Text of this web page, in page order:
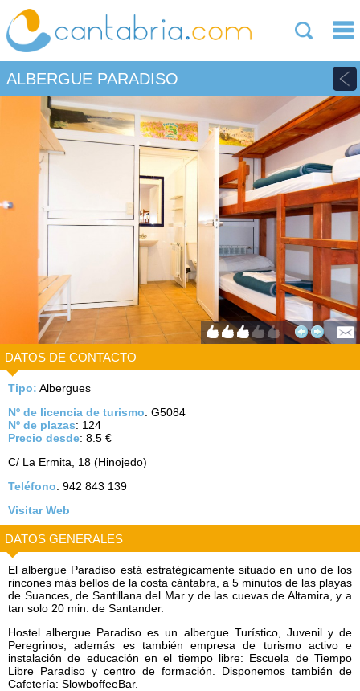
ALBERGUE PARADISO
DATOS DE CONTACTO
Tipo: Albergues
Nº de licencia de turismo: G5084
Nº de plazas: 124
Precio desde: 8.5 €
C/ La Ermita, 18 (Hinojedo)
Teléfono: 942 843 139
Visitar Web
DATOS GENERALES
El albergue Paradiso está estratégicamente situado en uno de los
rincones más bellos de la costa cántabra, a 5 minutos de las playas
de Suances, de Santillana del Mar y de las cuevas de Altamira, y a
tan solo 20 min. de Santander.
Hostel albergue Paradiso es un albergue Turístico, Juvenil y de
Peregrinos; además es también empresa de turismo activo e
instalación de educación en el tiempo libre: Escuela de Tiempo
Libre Paradiso y centro de formación. Disponemos también de
Cafetería: SlowboffeeBar.